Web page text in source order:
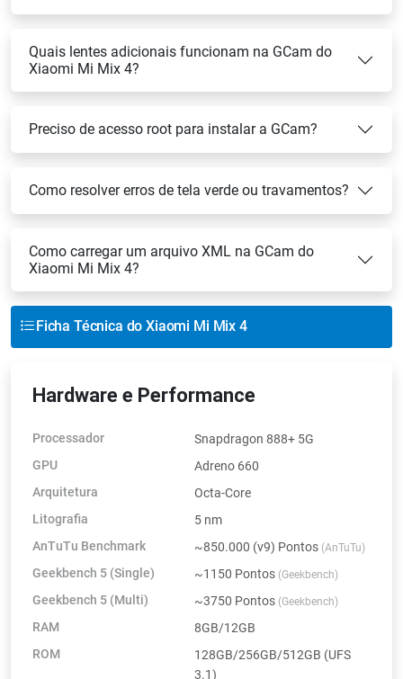
Quais lentes adicionais funcionam na GCam do
Xiaomi Mi Mix 4?
Preciso de acesso root para instalar a GCam?
Como resolver erros de tela verde ou travamentos?
Como carregar um arquivo XML na GCam do
Xiaomi Mi Mix 4?
Ficha Técnica do Xiaomi Mi Mix 4
Hardware e Performance
Processador
Snapdragon 888+ 5G
GPU
Adreno 660
Arquitetura
Octa-Core
Litografia
5 nm
AnTuTu Benchmark
~850.000 (v9) Pontos (AnTuTu)
Geekbench 5 (Single) ~1150 Pontos (Geekbench)
Geekbench 5 (Multi) ~3750 Pontos (Geekbench)
RAM
8GB/12GB
ROM
128GB/256GB/512GB (UFS
3.1)